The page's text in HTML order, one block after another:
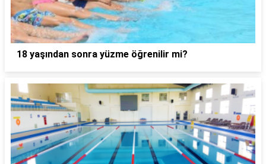
18 yaşından sonra yüzme öğrenilir mi?